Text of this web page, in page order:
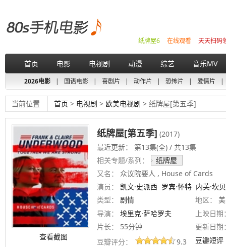
天天扫码
在线观看
纸牌屋6
首页 电影 电视剧 动漫 综艺 音乐MV
2026电影 | 国语电影 | 喜剧片 | 动作片 | 恐怖片 | 爱情片 |
当前位置 首页 > 电视剧 > 欧美电视剧 > 纸牌屋[第五季]
查看截图
纸牌屋[第五季] (2017)
最近更新： 第13集(全) / 共13集
相关专题/系列：
纸牌屋
又名：
众议院要人 , House of Cards
演员：
凯文·史派西 罗宾·怀特 内芙·坎
类型：
剧情 地区：
导演：
埃里克·萨哈罗夫
上映日期
片长：
55分钟
更新日期
豆瓣评分：
9.3
豆瓣短评